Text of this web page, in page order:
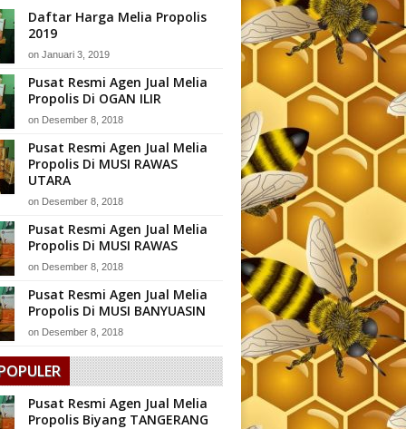
Daftar Harga Melia Propolis
2019
on Januari 3, 2019
Pusat Resmi Agen Jual Melia
Propolis Di OGAN ILIR
on Desember 8, 2018
Pusat Resmi Agen Jual Melia
Propolis Di MUSI RAWAS
UTARA
on Desember 8, 2018
Pusat Resmi Agen Jual Melia
Propolis Di MUSI RAWAS
on Desember 8, 2018
Pusat Resmi Agen Jual Melia
Propolis Di MUSI BANYUASIN
on Desember 8, 2018
Pusat Resmi Agen Jual Melia
Propolis Biyang TANGERANG